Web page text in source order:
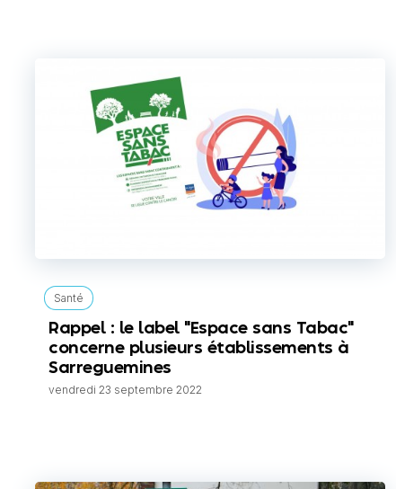
Santé
Rappel : le label "Espace sans Tabac"
concerne plusieurs établissements à
Sarreguemines
vendredi 23 septembre 2022